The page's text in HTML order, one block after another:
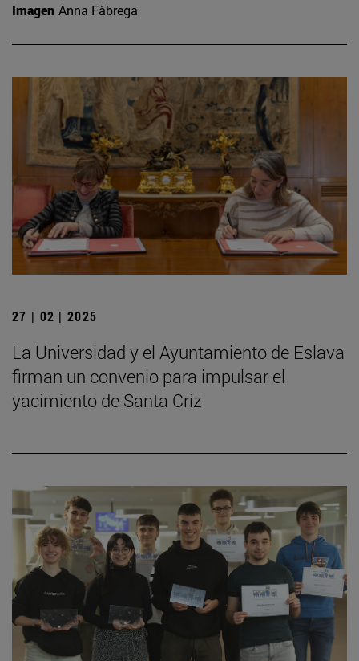
Imagen Anna Fàbrega
27 | 02 | 2025
La Universidad y el Ayuntamiento de Eslava
firman un convenio para impulsar el
yacimiento de Santa Criz